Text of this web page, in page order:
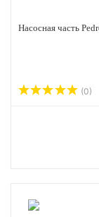
Насосная часть
(0)